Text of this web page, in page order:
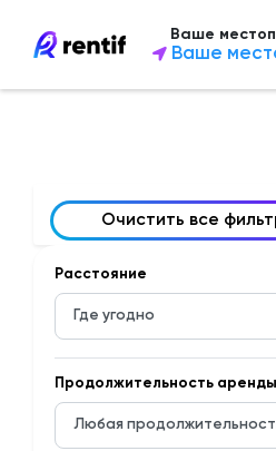
Ваше
Ваше
Очистить все
Расстояние
Продолжительность аренды